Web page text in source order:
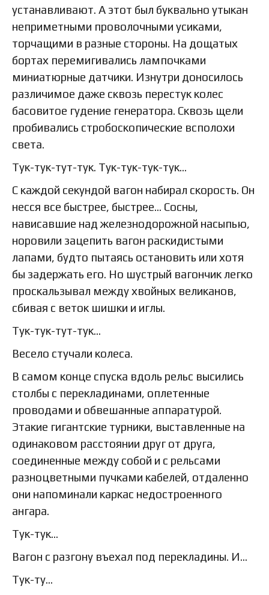
устанавливают. А этот был буквально утыкан
неприметными проволочными усиками,
торчащими в разные стороны. На дощатых
бортах перемигивались лампочками
миниатюрные датчики. Изнутри доносилось
различимое даже сквозь перестук колес
басовитое гудение генератора. Сквозь щели
пробивались стробоскопические всполохи
света.
Тук-тук-тут-тук. Тук-тук-тук-тук…
С каждой секундой вагон набирал скорость. Он
несся все быстрее, быстрее… Сосны,
нависавшие над железнодорожной насыпью,
норовили зацепить вагон раскидистыми
лапами, будто пытаясь остановить или хотя
бы задержать его. Но шустрый вагончик легко
проскальзывал между хвойных великанов,
сбивая с веток шишки и иглы.
Тук-тук-тут-тук…
Весело стучали колеса.
В самом конце спуска вдоль рельс высились
столбы с перекладинами, оплетенные
проводами и обвешанные аппаратурой.
Этакие гигантские турники, выставленные на
одинаковом расстоянии друг от друга,
соединенные между собой и с рельсами
разноцветными пучками кабелей, отдаленно
они напоминали каркас недостроенного
ангара.
Тук-тук…
Вагон с разгону въехал под перекладины. И…
Тук-ту…